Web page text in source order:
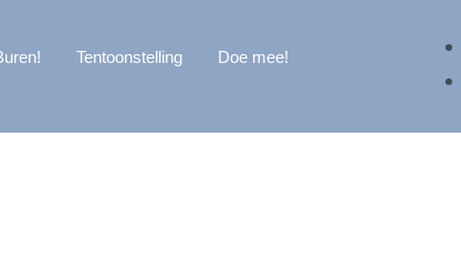
Tentoonstelling Doe mee!